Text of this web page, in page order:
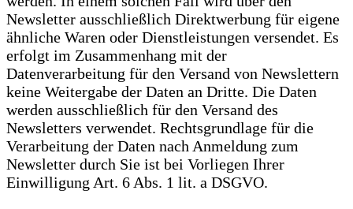
Newsletter ausschließlich Direktwerbung für eigene
ähnliche Waren oder Dienstleistungen versendet. Es
erfolgt im Zusammenhang mit der
Datenverarbeitung für den Versand von Newslettern
keine Weitergabe der Daten an Dritte. Die Daten
werden ausschließlich für den Versand des
Newsletters verwendet. Rechtsgrundlage für die
Verarbeitung der Daten nach Anmeldung zum
Newsletter durch Sie ist bei Vorliegen Ihrer
Einwilligung Art. 6 Abs. 1 lit. a DSGVO.